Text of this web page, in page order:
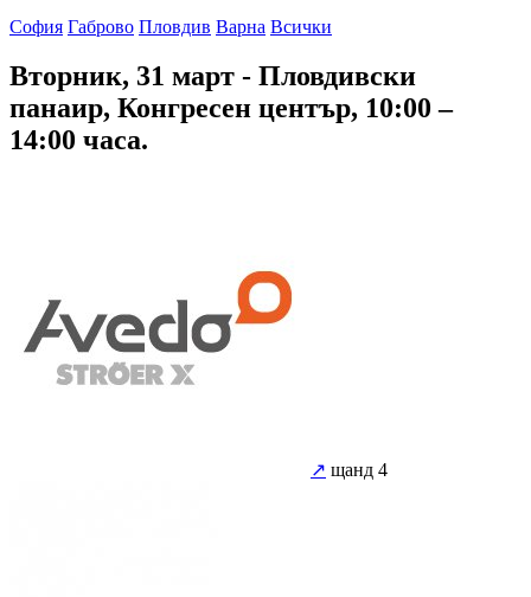
София Габрово Пловдив Варна Всички
Вторник, 31 март - Пловдивски
панаир, Конгресен център, 10:00 –
14:00 часа.
↗ щанд 4